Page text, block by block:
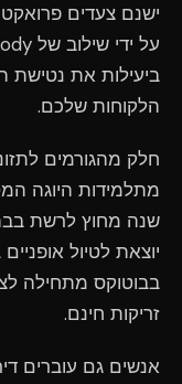
ישנם צעדים
ביעילות את נטישת
הלקוחות שלכם.
חלק מהגורמים
מתלמידות היוגה
שנה מחוץ לרשת
יוצאת לטיול
בבוטוקס מתחילה
זריקות חינם.
אנשים גם עוברים